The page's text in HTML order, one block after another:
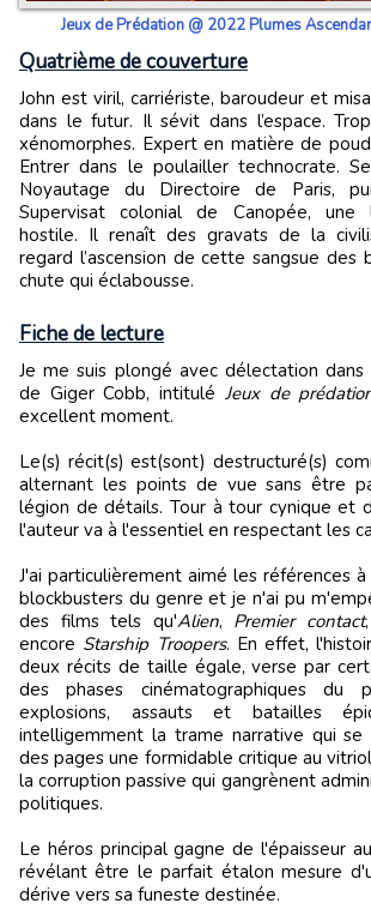
Jeux de Prédation @ 2022 Plumes
Quatrième de couverture
John est viril, carriériste, baroudeur et misanthrope. Il exerce
dans le futur. Il sévit dans l’espace.
xénomorphes. Expert en matière de
Entrer dans le poulailler technocrate.
Noyautage du Directoire de Paris,
Supervisat colonial de Canopée, une
hostile. Il renaît des gravats de la
regard l’ascension de cette sangsue des
chute qui éclabousse.
Fiche de lecture
Je me suis plongé avec délectation dans le premier roman
de Giger Cobb, intitulé Jeux de
excellent moment.
Le(s) récit(s) est(sont) destructuré(s)
alternant les points de vue sans être
légion de détails. Tour à tour cynique et
l'auteur va à l'essentiel en respectant les
J'ai particulièrement aimé les références
blockbusters du genre et je n'ai pu
des films tels qu'Alien, Premier contact,
encore Starship Troopers. En effet,
deux récits de taille égale, verse par
des phases cinématographiques
explosions, assauts et batailles
intelligemment la trame narrative qui
des pages une formidable critique au
la corruption passive qui gangrènent
politiques.
Le héros principal gagne de l'épaisseur
révélant être le parfait étalon mesure
dérive vers sa funeste destinée.